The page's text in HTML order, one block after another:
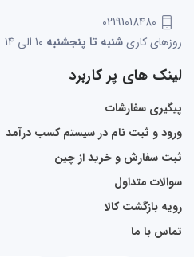
02191018480
روزهای کاریشنبه تا پنجشنبه
لینک های پر کاربرد
پیگیری سفارشات
ورود و ثبت نام در سیستم کسب درآمد
ثبت سفارش و خرید از چین
سوالات متداول
رویه بازگشت کالا
تماس با ما